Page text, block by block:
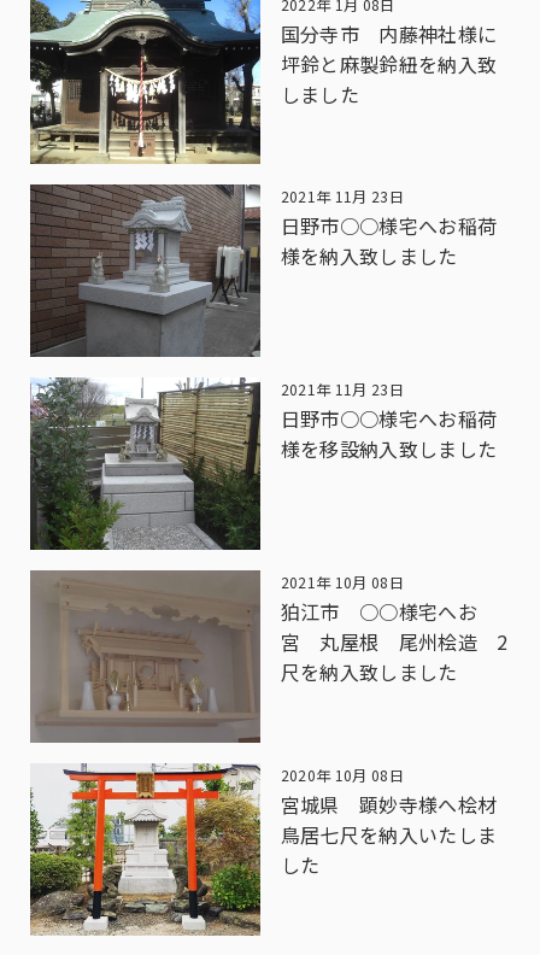
国分寺市 内藤神社様に
坪鈴と麻製鈴紐を納入致
しました
2021年 11月 23日
日野市○○様宅へお稲荷
様を納入致しました
2021年 11月 23日
日野市○○様宅へお稲荷
様を移設納入致しました
2021年 10月 08日
狛江市 ○○様宅へお
宮 丸屋根 尾州桧造 2
尺を納入致しました
2020年 10月 08日
宮城県 顕妙寺様へ桧材
鳥居七尺を納入いたしま
した